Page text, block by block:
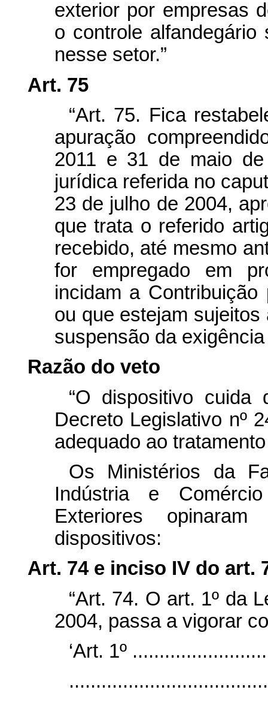
exterior por empresas
o controle
nesse setor.”
Art. 75
“Art. 75. Fica
apuração
2011 e 31 de maio
jurídica referida no
23 de julho de 2004,
que trata o referido
recebido, até mesmo
for empregado em
incidam a
ou que estejam
suspensão da
Razão do veto
“O dispositivo cuida
Decreto Legislativo nº
adequado ao
Os Ministérios da
Indústria e
Exteriores
dispositivos:
Art. 74 e inciso IV do art.
“Art. 74. O art. 1º da
2004, passa a vigorar
‘Art. 1º